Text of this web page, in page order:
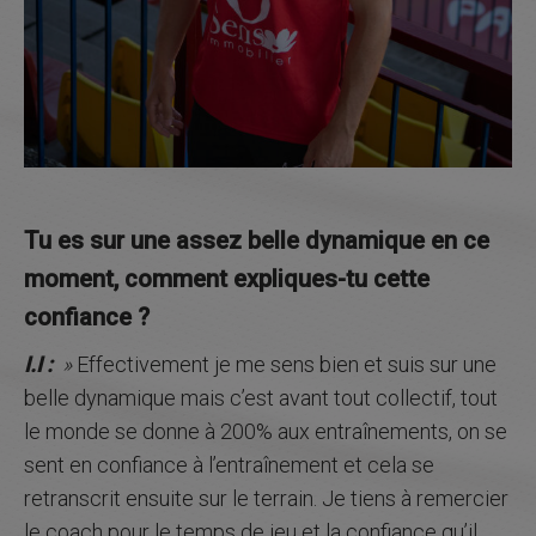
Tu es sur une assez belle dynamique en ce
moment, comment expliques-tu cette
confiance ?
I.I : » Effectivement je me sens bien et suis sur une
belle dynamique mais c’est avant tout collectif, tout
le monde se donne à 200% aux entraînements, on se
sent en confiance à l’entraînement et cela se
retranscrit ensuite sur le terrain. Je tiens à remercier